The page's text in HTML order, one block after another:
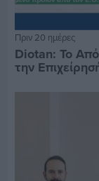
Πριν 20 ημέρες
Diotan: Το
την